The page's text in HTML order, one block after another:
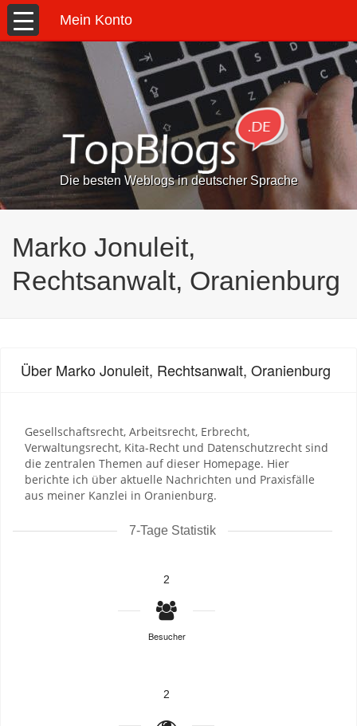
Mein Konto
Die besten Weblogs in deutscher Sprache
Marko Jonuleit,
Rechtsanwalt, Oranienburg
Über Marko Jonuleit, Rechtsanwalt, Oranienburg
Gesellschaftsrecht, Arbeitsrecht, Erbrecht,
Verwaltungsrecht, Kita-Recht und Datenschutzrecht sind
die zentralen Themen auf dieser Homepage. Hier
berichte ich über aktuelle Nachrichten und Praxisfälle
aus meiner Kanzlei in Oranienburg.
7-Tage Statistik
2
Besucher
2